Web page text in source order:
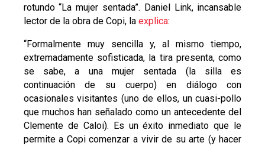
rotundo “La mujer sentada”. Daniel Link, incansable
lector de la obra de Copi, la explica:
“Formalmente muy sencilla y, al mismo tiempo,
extremadamente sofisticada, la tira presenta, como
se sabe, a una mujer sentada (la silla es
continuación de su cuerpo) en diálogo con
ocasionales visitantes (uno de ellos, un cuasi-pollo
que muchos han señalado como un antecedente del
Clemente de Caloi). Es un éxito inmediato que le
permite a Copi comenzar a vivir de su arte (y hacer